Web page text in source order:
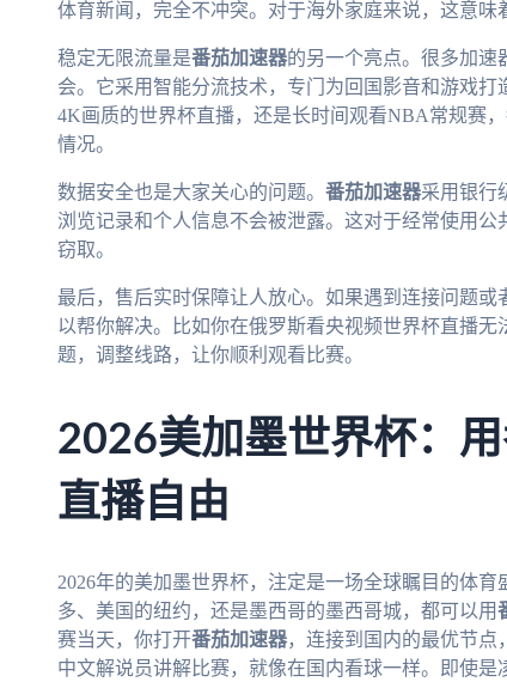
体育新闻，完全不冲突。对于海外家庭来说，这意味
稳定无限流量是番茄加速器的另一个亮点。很多加速
会。它采用智能分流技术，专门为回国影音和游戏
4K画质的世界杯直播，还是长时间观看NBA常规赛
情况。
数据安全也是大家关心的问题。 番茄加速器采用银行
浏览记录和个人信息不会被泄露。这对于经常使用
窃取。
最后，售后实时保障让人放心。如果遇到连接问题
以帮你解决。比如你在俄罗斯看央视频世界杯直播
题，调整线路，让你顺利观看比赛。
2026美加墨世界杯：
直播自由
2026年的美加墨世界杯，注定是一场全球瞩目的体
多、美国的纽约，还是墨西哥的墨西哥城，都可以用
赛当天，你打开番茄加速器，连接到国内的最优节点
中文解说员讲解比赛，就像在国内看球一样。即使